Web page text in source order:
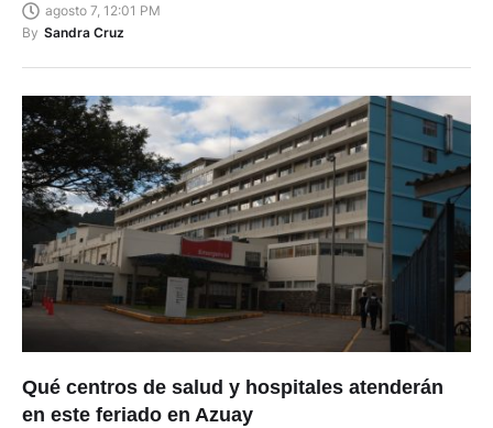
agosto 7, 12:01 PM
By Sandra Cruz
Qué centros de salud y hospitales atenderán
en este feriado en Azuay